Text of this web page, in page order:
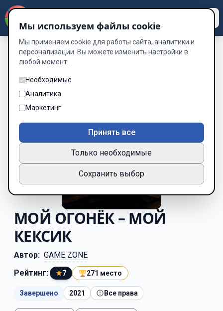
МОЙ ОГОНЁК – МОЙ
КЕКСИК
Автор: GAME ZONE
Рейтинг:
★7 271 место
Завершено 2021 Все права
Мы используем файлы cookie
Мы применяем cookie для работы сайта, аналитики и
персонализации. Вы можете изменить настройки в
любой момент.
Необходимые
Аналитика
Маркетинг
Принять все
Только необходимые
Сохранить выбор